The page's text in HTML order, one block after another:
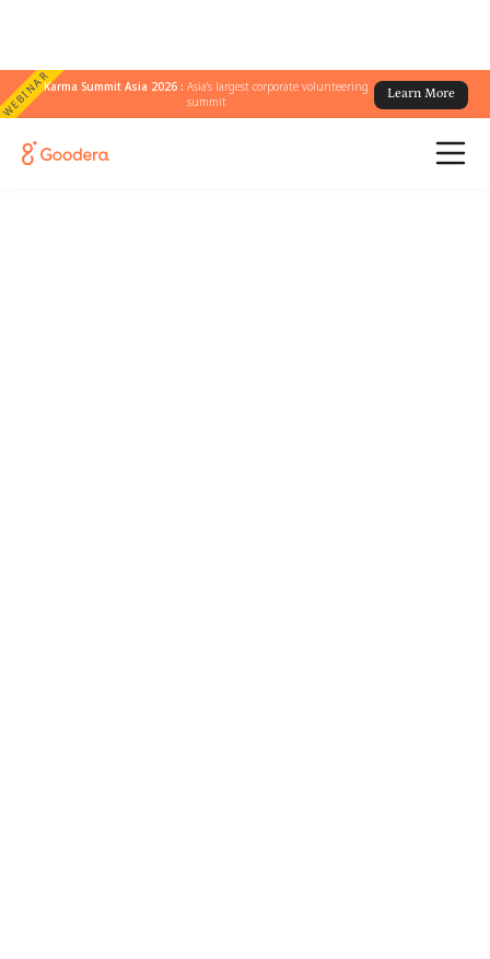
WEBINARKarma Summit Asia 2026 :Asia's largest corporate volunteering
summit
Learn More